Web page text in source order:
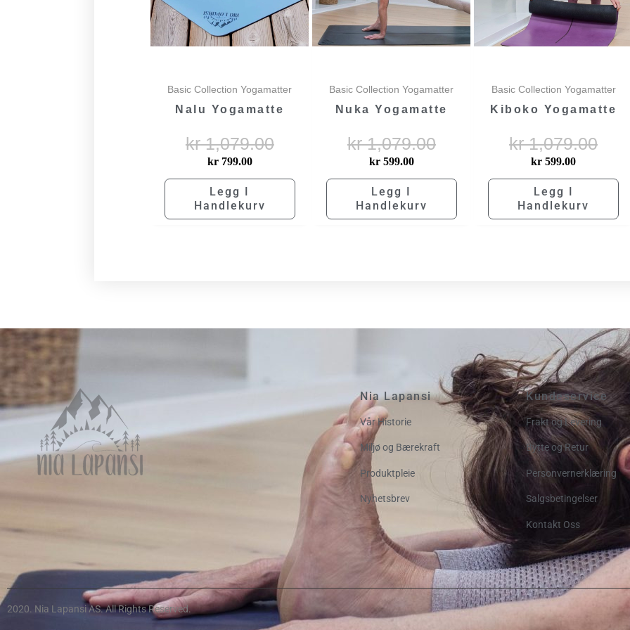
Basic Collection Yogamatter
Nalu Yogamatte
kr1,079.00
kr799.00
Legg I
Handlekurv
Basic Collection Yogamatter
Nuka Yogamatte
kr1,079.00
kr599.00
Legg I
Handlekurv
Basic Collection Yogamatter
Kiboko Yogamatte
kr1,079.00
kr 599.00
Legg I
Handlekurv
Nia Lapansi
Vår Historie
Miljø og Bærekraft
Produktpleie
Nyhetsbrev
Kundeservice
Frakt og Levering
Bytte og Retur
Personvernerklæring
Salgsbetingelser
Kontakt Oss
2020. Nia Lapansi AS. All Rights Reserved.